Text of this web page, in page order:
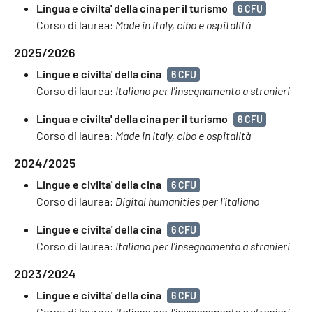
Lingua e civilta' della cina per il turismo 6 CFU
Corso di laurea: Made in italy, cibo e ospitalità
2025/2026
Lingue e civilta' della cina 6 CFU
Corso di laurea: Italiano per l'insegnamento a stranieri
Lingua e civilta' della cina per il turismo 6 CFU
Corso di laurea: Made in italy, cibo e ospitalità
2024/2025
Lingue e civilta' della cina 6 CFU
Corso di laurea: Digital humanities per l'italiano
Lingue e civilta' della cina 6 CFU
Corso di laurea: Italiano per l'insegnamento a stranieri
2023/2024
Lingue e civilta' della cina 6 CFU